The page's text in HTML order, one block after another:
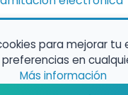
para mejorar tu
en
Más información